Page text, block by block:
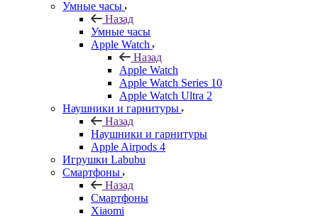
Умные часы
Назад
Умные часы
Apple Watch
Назад
Apple Watch
Apple Watch Series 10
Apple Watch Ultra 2
Наушники и гарнитуры
Назад
Наушники и гарнитуры
Apple Airpods 4
Игрушки Labubu
Смартфоны
Назад
Смартфоны
Xiaomi